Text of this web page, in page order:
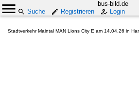
bus-bild.de
Suche
Registrieren Login
Stadtverkehr Maintal MAN Lions City E am 14.04.26 in